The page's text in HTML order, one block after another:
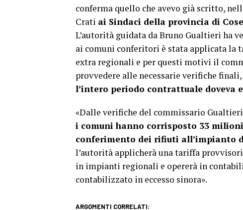
conferma quello che avevo già scritto,
Crati ai Sindaci della provincia di
L’autorità guidata da Bruno Gualtieri ha
ai comuni conferitori è stata applicata
extra regionali e per questi motivi il
provvedere alle necessarie verifiche
l’intero periodo contrattuale doveva
«Dalle verifiche del commissario
i comuni hanno corrisposto 33
conferimento dei rifiuti all’impianto
l’autorità applicherà una tariffa
in impianti regionali e opererà in
contabilizzato in eccesso sinora».
ARGOMENTI CORRELATI: